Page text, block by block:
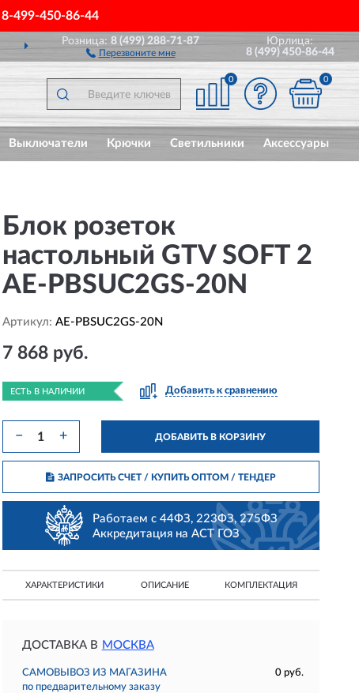
8-499-450-86-44
ДОСТАВИМ ПО ВСЕЙ РОССИИ
Розница:8 (499) 288-71-87
Перезвоните мне
Юрлица:
8 (499) 450-86-44
0 0
Выключатели Крючки Светильники Аксессуары
Блок розеток
настольный GTV SOFT 2
AE-PBSUC2GS-20N
Артикул: AE-PBSUC2GS-20N
7 868 руб.
ЕСТЬ В НАЛИЧИИ Добавить к сравнению
− + ДОБАВИТЬ В КОРЗИНУ
ЗАПРОСИТЬ СЧЕТ / КУПИТЬ ОПТОМ/ ТЕНДЕР
Работаем с 44ФЗ, 223ФЗ, 275ФЗ
Аккредитация на АСТ ГОЗ
ХАРАКТЕРИСТИКИ ОПИСАНИЕ КОМПЛЕКТАЦИЯ
ДОСТАВКА В МОСКВА
САМОВЫВОЗ ИЗ МАГАЗИНА
0 руб.
по предварительному заказу